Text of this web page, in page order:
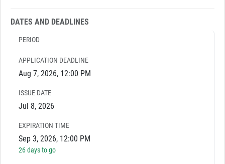
DATES AND DEADLINES
PERIOD
APPLICATION DEADLINE
Aug 7, 2026, 12:00 PM
ISSUE DATE
Jul 8, 2026
EXPIRATION TIME
Sep 3, 2026, 12:00 PM
26 days to go